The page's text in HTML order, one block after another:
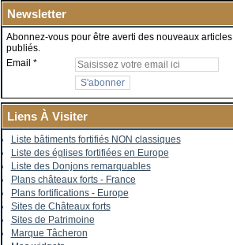
Newsletter
Abonnez-vous pour être averti des nouveaux articles
publiés.
Email
Liens À Visiter
Liste bâtiments fortifiés NON classiques
Liste des églises fortifiées en Europe
Liste des Donjons remarquables
Plans châteaux forts - France
Plans fortifications - Europe
Sites de Châteaux forts
Sites de Patrimoine
Marque Tâcheron